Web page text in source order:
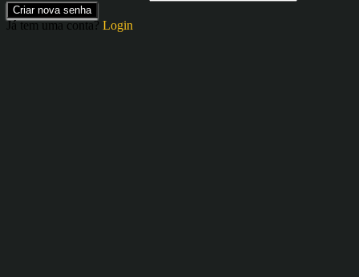
Criar nova senha
Já tem uma conta? Login